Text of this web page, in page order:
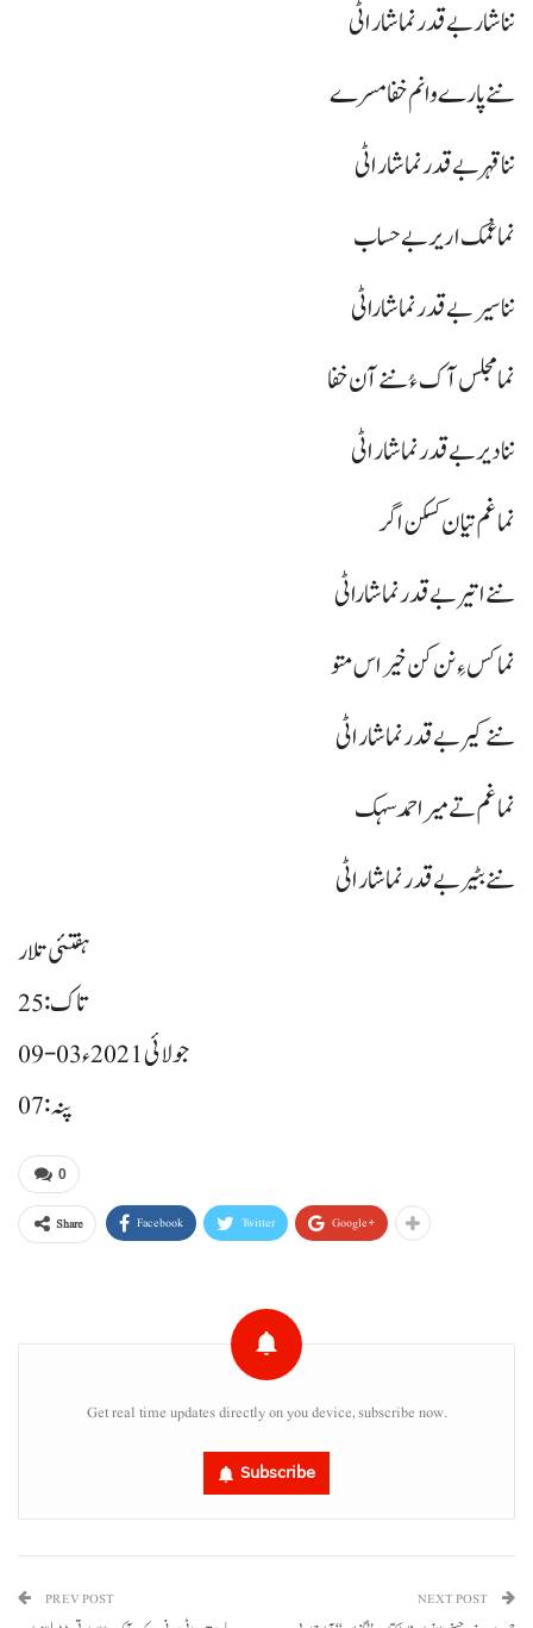
ننا شار بے قدر نما شار اٹی
ننے پارے وا نم خفا مسرے
ننا قہر بے قدر نما شار اٹی
نما غمک اریر بے حساب
ننا سیر بے قدر نما شاراٹی
نما مجلس آک ءُ ننے آن خفا
ننا دیر بے قدر نما شار اٹی
نما غم تیان کسکن اگر
ننے اتیر بے قدر نما شاراٹی
نما کس ءِ نن کن خیر اس متو
ننے کیر بے قدر نما شار اٹی
نما غم تے میرا حمد سہک
ننے بٹیر بے قدر نما شار اٹی
ہفتئی تلار
تاک: 25
09-03 جولائی 2021ء
پنہ: 07
0
Share Facebook Twitter Google+
Get real time updates directly on you device, subscribe now.
Subscribe
PREV POST NEXT POST